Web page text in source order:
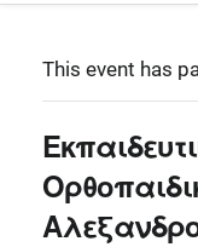
This event has